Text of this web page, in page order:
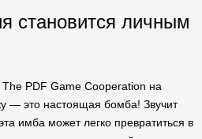
становится личным
PDF Game Cooperation на
— это настоящая бомба! Звучит
имба может легко превратиться в